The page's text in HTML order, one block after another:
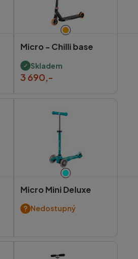
Micro - Chilli base
Skladem
3 690,-
Micro Mini Deluxe
Nedostupný